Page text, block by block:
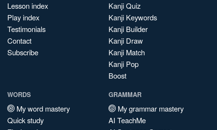
Lesson index
Play index
Testimonials
Contact
Subscribe
Kanji Quiz
Kanji Keywords
Kanji Builder
Kanji Draw
Kanji Match
Kanji Pop
Boost
WORDS
My word mastery
Quick study
GRAMMAR
My grammar mastery
AI TeachMe